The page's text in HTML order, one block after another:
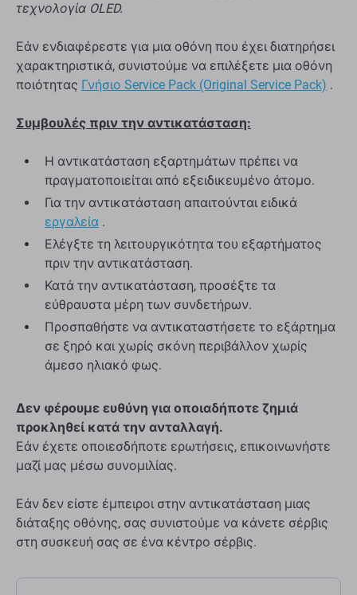
τεχνολογία OLED.
Εάν ενδιαφέρεστε για μια οθόνη που έχει διατηρήσει
χαρακτηριστικά, συνιστούμε να επιλέξετε μια οθόνη
ποιότητας Γνήσιο Service Pack (Original Service Pack) .
Συμβουλές πριν την αντικατάσταση:
Η αντικατάσταση εξαρτημάτων πρέπει να
πραγματοποιείται από εξειδικευμένο άτομο.
Για την αντικατάσταση απαιτούνται ειδικά
εργαλεία .
Ελέγξτε τη λειτουργικότητα του εξαρτήματος
πριν την αντικατάσταση.
Κατά την αντικατάσταση, προσέξτε τα
εύθραυστα μέρη των συνδετήρων.
Προσπαθήστε να αντικαταστήσετε το εξάρτημα
σε ξηρό και χωρίς σκόνη περιβάλλον χωρίς
άμεσο ηλιακό φως.
Δεν φέρουμε ευθύνη για οποιαδήποτε ζημιά
προκληθεί κατά την ανταλλαγή.
Εάν έχετε οποιεσδήποτε ερωτήσεις, επικοινωνήστε
μαζί μας μέσω συνομιλίας.
Εάν δεν είστε έμπειροι στην αντικατάσταση μιας
διάταξης οθόνης, σας συνιστούμε να κάνετε σέρβις
στη συσκευή σας σε ένα κέντρο σέρβις.